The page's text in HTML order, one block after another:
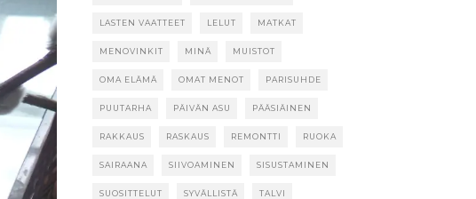
LASTEN VAATTEET LELUT MATKAT
MENOVINKIT MINÄ MUISTOT
OMA ELÄMÄ OMAT MENOT PARISUHDE
PUUTARHA PÄIVÄN ASU PÄÄSIÄINEN
RAKKAUS RASKAUS REMONTTI RUOKA
SAIRAANA SIIVOAMINEN SISUSTAMINEN
SUOSITTELUT SYVÄLLISTÄ TALVI